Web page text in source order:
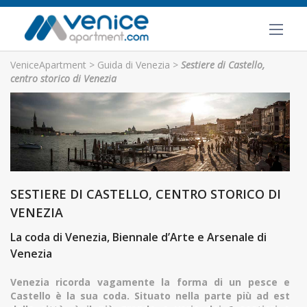
VeniceApartment > Guida di Venezia > Sestiere di Castello,
centro storico di Venezia
SESTIERE DI CASTELLO, CENTRO STORICO DI
VENEZIA
La coda di Venezia, Biennale d’Arte e Arsenale di
Venezia
Venezia ricorda vagamente la forma di un pesce e
Castello è la sua coda. Situato nella parte più ad est